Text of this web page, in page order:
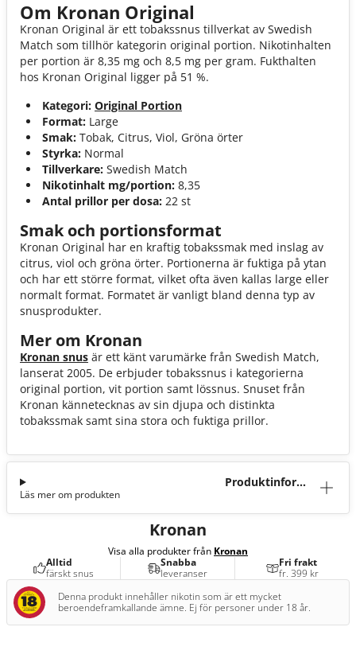
Om Kronan Original
Kronan Original är ett tobakssnus tillverkat av Swedish
Match som tillhör kategorin original portion. Nikotinhalten
per portion är 8,35 mg och 8,5 mg per gram. Fukthalten
hos Kronan Original ligger på 51 %.
Kategori: Original Portion
Format: Large
Smak: Tobak, Citrus, Viol, Gröna örter
Styrka: Normal
Tillverkare: Swedish Match
Nikotinhalt mg/portion: 8,35
Antal prillor per dosa: 22 st
Smak och portionsformat
Kronan Original har en kraftig tobakssmak med inslag av
citrus, viol och gröna örter. Portionerna är fuktiga på ytan
och har ett större format, vilket ofta även kallas large eller
normalt format. Formatet är vanligt bland denna typ av
snusprodukter.
Mer om Kronan
Kronan snus är ett känt varumärke från Swedish Match,
lanserat 2005. De erbjuder tobakssnus i kategorierna
original portion, vit portion samt lössnus. Snuset från
Kronan kännetecknas av sin djupa och distinkta
tobakssmak samt sina stora och fuktiga prillor.
Produktinforma
Läs mer om produkten
Kronan
Visa alla produkter från Kronan
Alltid
färskt snus
Snabba
leveranser
Fri frakt
fr. 399 kr
Denna produkt innehåller nikotin som är ett mycket
beroendeframkallande ämne. Ej för personer under 18 år.